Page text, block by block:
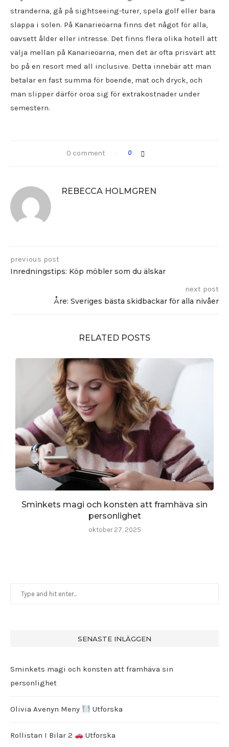
stranderna, gå på sightseeing-turer, spela golf eller bara
slappa i solen. På Kanarieöarna finns det något för alla,
oavsett ålder eller intresse. Det finns flera olika hotell att
välja mellan på Kanarieöarna, men det är ofta prisvärt att
bo på en resort med all inclusive. Detta innebär att man
betalar en fast summa för boende, mat och dryck, och
man slipper därför oroa sig för extrakostnader under
semestern.
0 comment 0
REBECCA HOLMGREN
previous post
Inredningstips: Köp möbler som du älskar
next post
Åre: Sveriges bästa skidbackar för alla nivåer
RELATED POSTS
Sminkets magi och konsten att framhäva sin
personlighet
oktober 27, 2025
SENASTE INLÄGGEN
Sminkets magi och konsten att framhäva sin
personlighet
Olivia Avenyn Meny Utforska
Rollistan I Bilar 2 Utforska